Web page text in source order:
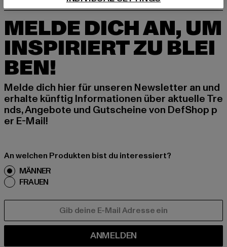
MELDE DICH AN, UM
INSPIRIERT ZU BLEI
BEN!
Melde dich hier für unseren Newsletter an und
erhalte künftig Informationen über aktuelle Tre
nds, Angebote und Gutscheine von DefShop p
er E-Mail!
An welchen Produkten bist du interessiert?
MÄNNER
FRAUEN
ANMELDEN